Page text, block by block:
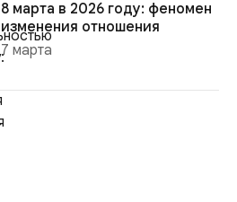
8 марта в 2026 году: феномен
изменения отношения
7 марта